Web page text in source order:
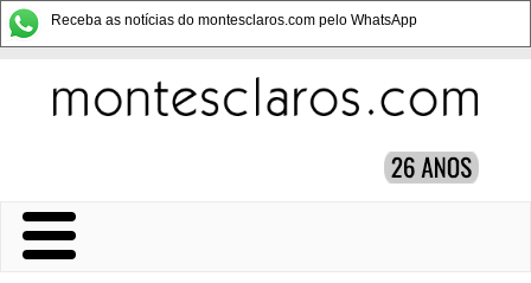
Receba as notícias do montesclaros.com pelo WhatsApp